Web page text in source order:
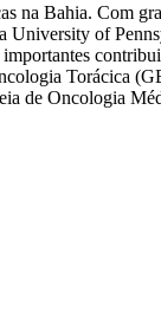
na Bahia. Com
of
Torácica
de Oncologia